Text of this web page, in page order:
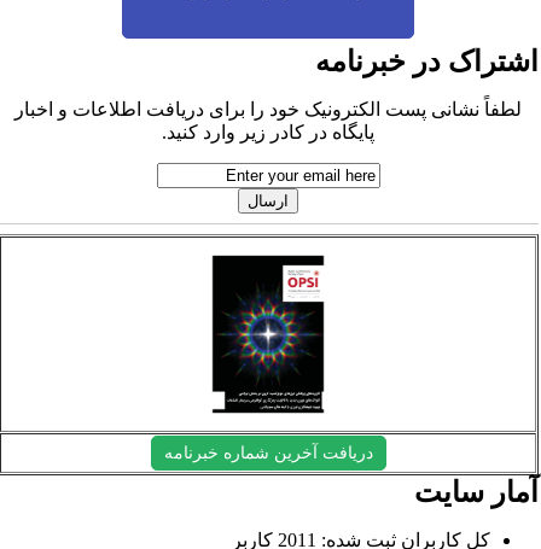
در خبرنامه
لطفاً نشانی پست الکترونیک خود را برای دریافت اطلاعات و اخبار
پایگاه در کادر زیر وارد کنید.
دریافت آخرین شماره خبرنامه
سایت
کل کاربران ثبت شده: 2011 کاربر